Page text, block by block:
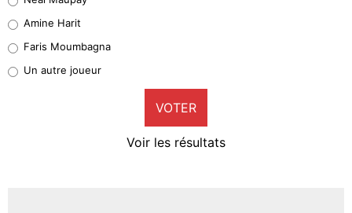
1%
9%
Amine Harit
Faris Moumbagna
Un autre joueur
VOTER
Voir les résultats